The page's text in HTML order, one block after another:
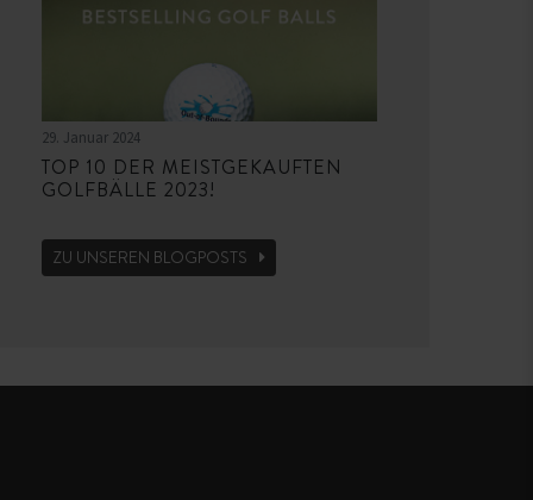
29. Januar 2024
TOP 10 DER MEISTGEKAUFTEN
GOLFBÄLLE 2023!
ZU UNSEREN BLOGPOSTS